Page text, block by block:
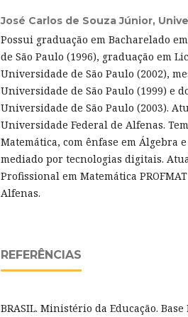
José Carlos de Souza Júnior,
Possui graduação em Bacharelado
de São Paulo (1996), graduação em
Universidade de São Paulo (2002),
Universidade de São Paulo (1999) e
Universidade de São Paulo (2003).
Universidade Federal de Alfenas.
Matemática, com ênfase em Álgebra
mediado por tecnologias digitais.
Profissional em Matemática
Alfenas.
REFERÊNCIAS
BRASIL. Ministério da Educação.